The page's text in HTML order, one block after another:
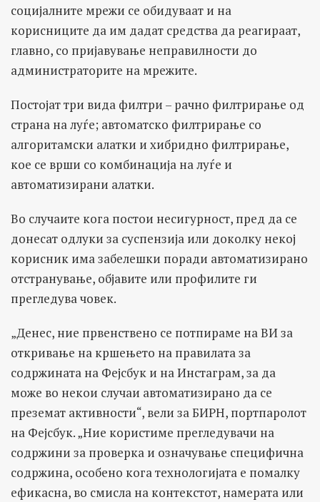
социјалните мрежи се обидуваат и на
корисниците да им дадат средства да реагираат,
главно, со пријавување неправилности до
администраторите на мрежите.
Постојат три вида филтри – рачно филтрирање од
страна на луѓе; автоматско филтрирање со
алгоритамски алатки и хибридно филтрирање,
кое се врши со комбинација на луѓе и
автоматизирани алатки.
Во случаите кога постои несигурност, пред да се
донесат одлуки за суспензија или доколку некој
корисник има забелешки поради автоматизирано
отстранување, објавите или профилите ги
прегледува човек.
„Денес, ние првенствено се потпираме на ВИ за
откривање на кршењето на правилата за
содржината на Фејсбук и на Инстаграм, за да
може во некои случаи автоматизирано да се
преземат активности“, вели за БИРН, портпаролот
на Фејсбук. „Ние користиме прегледувачи на
содржини за проверка и означување специфична
содржина, особено кога технологијата е помалку
ефикасна, во смисла на контекстот, намерата или